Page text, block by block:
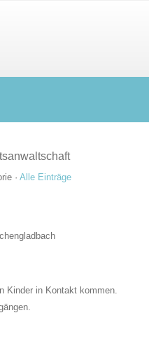
· Alle Einträge
Kinder in Kontakt kommen.